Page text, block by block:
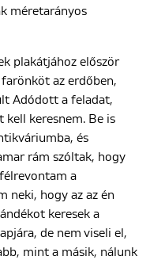
méretarányos
plakátjához először
az erdőben,
Adódott a feladat,
kell keresnem. Be is
és
rám szóltak, hogy
a
neki, hogy az az én
keresek a
de nem viseli el,
mint a másik, nálunk